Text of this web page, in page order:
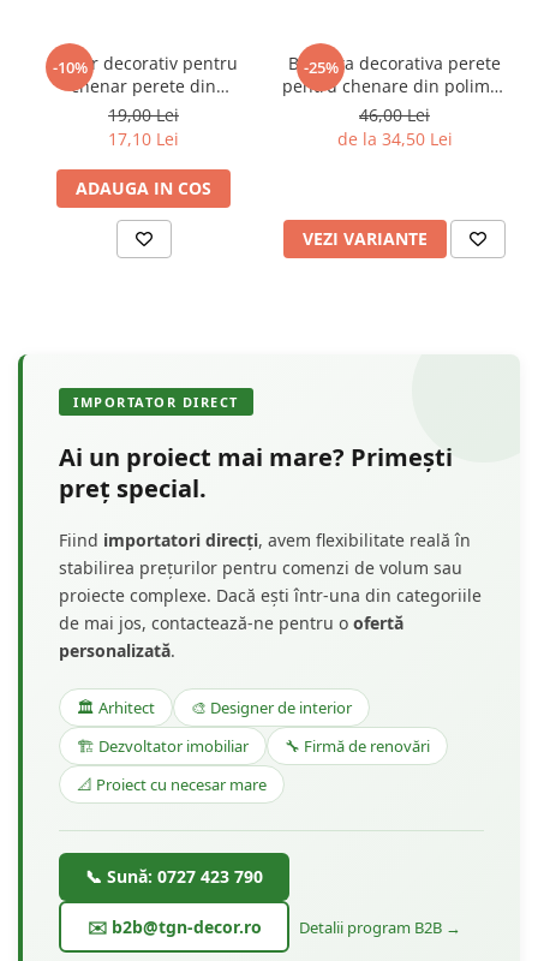
-10%
Coltar decorativ pentru
chenar perete din
poliuretan 10.7 x 10.7 cm -
HCR502-3
19,00 Lei
17,10 Lei
ADAUGA IN COS
-25%
Bagheta decorativa perete
pentru chenare din polimer
rigid 3.2 x 1.6 cm - HCR502
46,00 Lei
de la 34,50 Lei
VEZI VARIANTE
IMPORTATOR DIRECT
Ai un proiect mai mare? Primești
preț special.
Fiind importatori direcți, avem flexibilitate reală în
stabilirea prețurilor pentru comenzi de volum sau
proiecte complexe. Dacă ești într-una din categoriile
de mai jos, contactează-ne pentru o ofertă
personalizată.
🏛️ Arhitect
🎨 Designer de interior
🏗️ Dezvoltator imobiliar
🔧 Firmă de renovări
📐 Proiect cu necesar mare
📞 Sună: 0727 423 790
✉️ b2b@tgn-decor.ro Detalii program B2B →